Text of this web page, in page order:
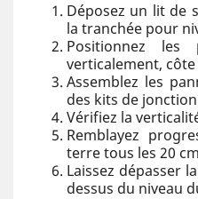
Déposez un lit de
la tranchée pour
Positionnez les
verticalement,
Assemblez les
des kits de
Vérifiez la
Remblayez
terre tous les 20 cm
Laissez dépasser
dessus du niveau